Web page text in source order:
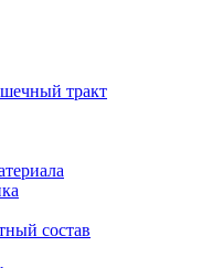
тракт
состав